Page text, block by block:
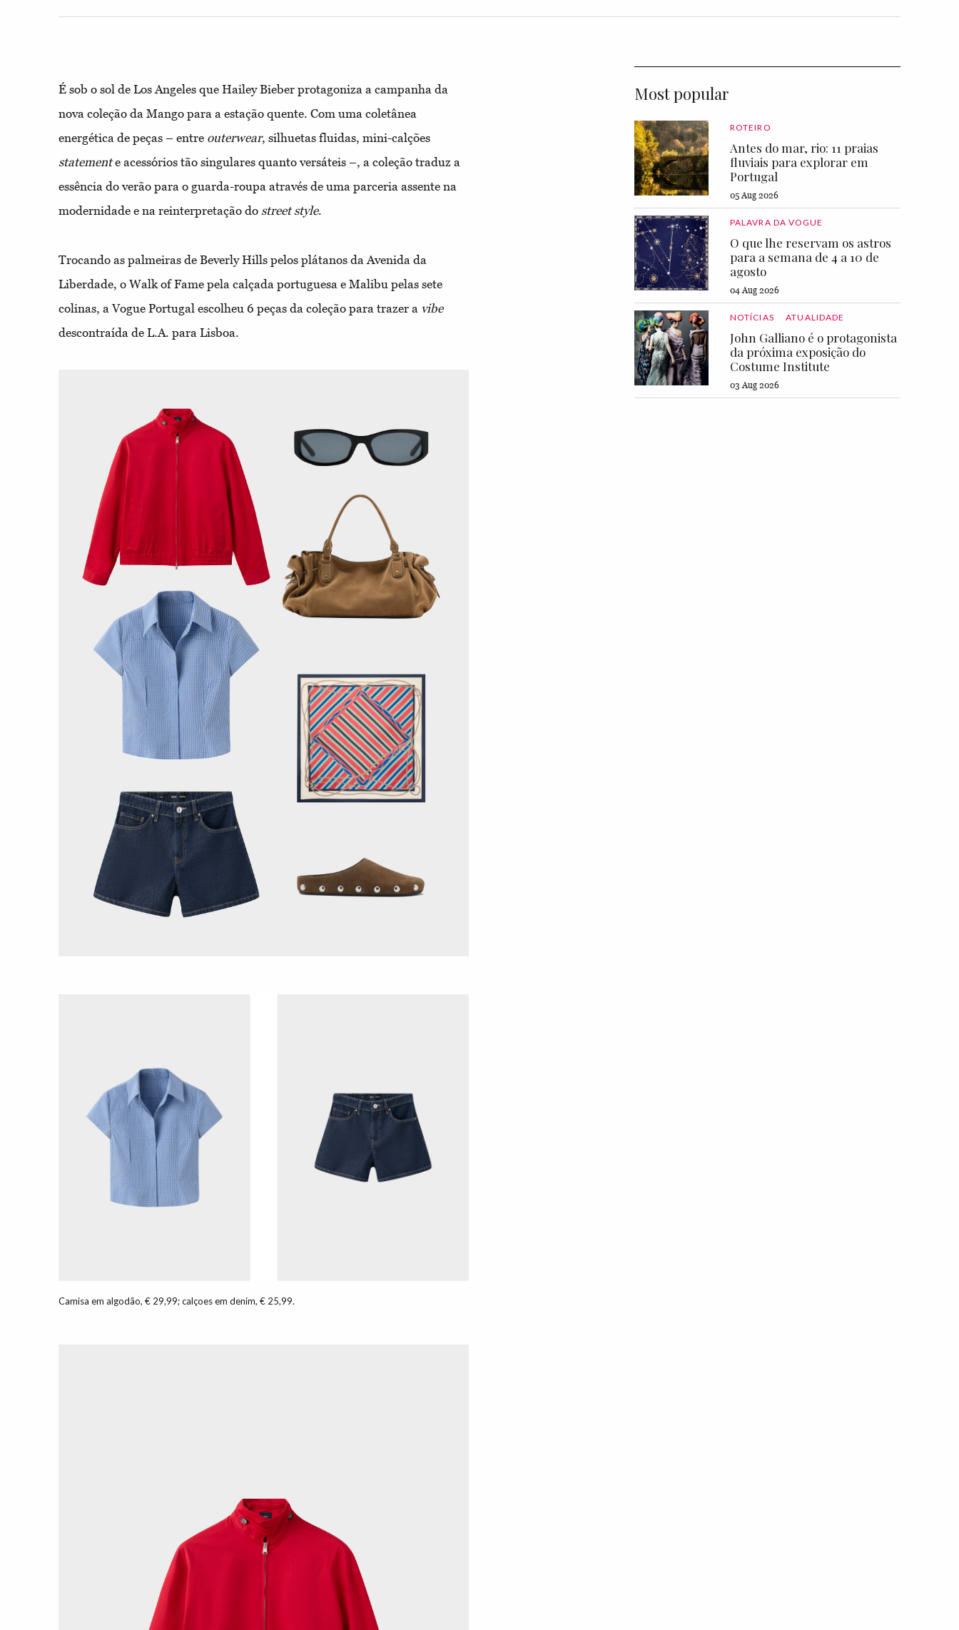
É sob o sol de Los Angeles que Hailey Bieber protagoniza a campanha da
nova coleção da Mango para a estação quente. Com uma coletânea
energética de peças – entre outerwear, silhuetas fluidas, mini-calções
statemente acessórios tão singulares quanto versáteis –, a coleção traduz a
essência do verão para o guarda-roupa através de uma parceria assente na
modernidade e na reinterpretação do street style.
Trocando as palmeiras de Beverly Hills pelos plátanos da Avenida da
Liberdade, o Walk of Fame pela calçada portuguesa e Malibu pelas sete
colinas, a Vogue Portugal escolheu 6 peças da coleção para trazer a vibe
descontraída de L.A. para Lisboa.
Camisa em algodão, € 29,99; calçoes em denim, € 25,99.
Most popular
ROTEIRO
Antes do mar, rio: 11 praias
fluviais para explorar em
Portugal
05 Aug 2026
PALAVRA DA VOGUE
O que lhe reservam os astros
para a semana de 4 a 10 de
agosto
04 Aug 2026
NOTÍCIAS ATUALIDADE
John Galliano é o protagonista
da próxima exposição do
Costume Institute
03 Aug 2026